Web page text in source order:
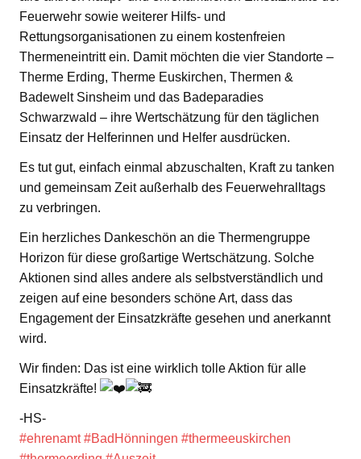
Feuerwehr sowie weiterer Hilfs- und
Rettungsorganisationen zu einem kostenfreien
Thermeneintritt ein. Damit möchten die vier Standorte –
Therme Erding, Therme Euskirchen, Thermen &
Badewelt Sinsheim und das Badeparadies
Schwarzwald – ihre Wertschätzung für den täglichen
Einsatz der Helferinnen und Helfer ausdrücken.
Es tut gut, einfach einmal abzuschalten, Kraft zu tanken
und gemeinsam Zeit außerhalb des Feuerwehralltags
zu verbringen.
Ein herzliches Dankeschön an die Thermengruppe
Horizon für diese großartige Wertschätzung. Solche
Aktionen sind alles andere als selbstverständlich und
zeigen auf eine besonders schöne Art, dass das
Engagement der Einsatzkräfte gesehen und anerkannt
wird.
Wir finden: Das ist eine wirklich tolle Aktion für alle
Einsatzkräfte!
-HS-
#ehrenamt #BadHönningen #thermeeuskirchen